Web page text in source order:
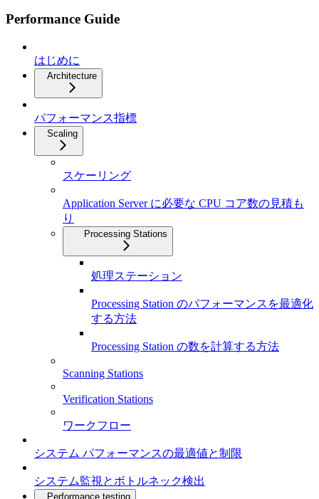
Performance Guide
はじめに
Architecture
パフォーマンス指標
Scaling
スケーリング
Application Server に必要な CPU コア数の見積も
り
Processing Stations
処理ステーション
Processing Station のパフォーマンスを最適化
する方法
Processing Station の数を計算する方法
Scanning Stations
Verification Stations
ワークフロー
システム パフォーマンスの最適値と制限
システム監視とボトルネック検出
Performance testing